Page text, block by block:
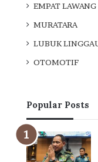
EMPAT LAWANG
MURATARA
LUBUK
OTOMOTIF
Popular Posts